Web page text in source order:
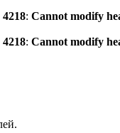
4218: Cannot modify
4218: Cannot modify